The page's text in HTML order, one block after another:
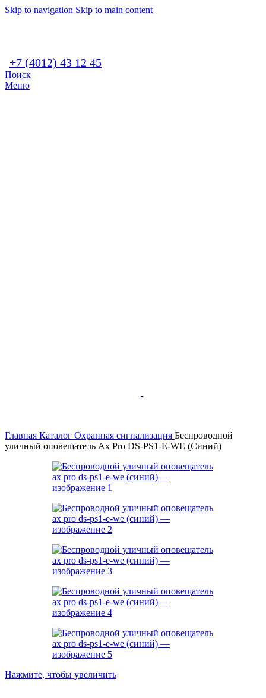
Skip to navigation Skip to main content
+7 (4012) 43 12 45
Поиск
Меню
Главная Каталог Охранная сигнализация Беспроводной
уличный оповещатель Ax Pro DS-PS1-E-WE (Синий)
Нажмите, чтобы увеличить